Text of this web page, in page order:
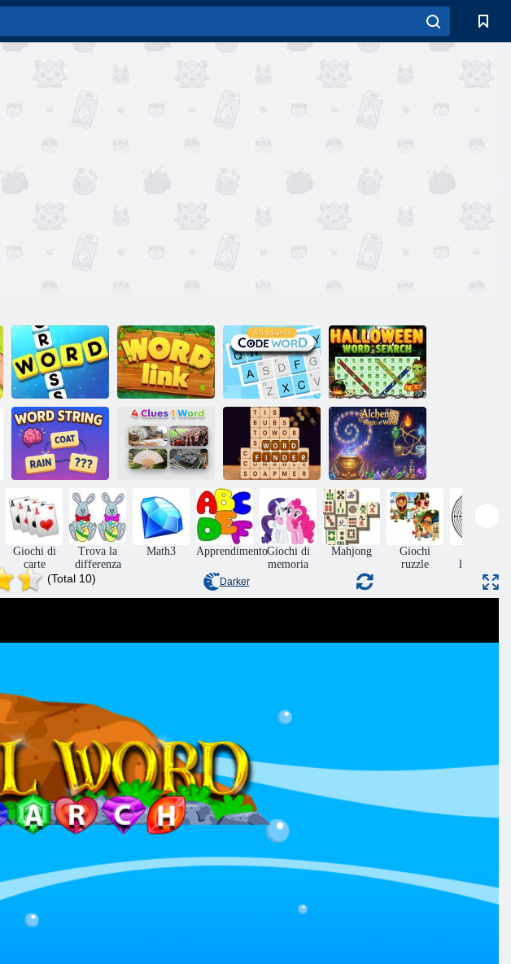
Parola incrociata Link di parole
Parola in codice
di Arkadium
Ricerca di parole
di Halloween
String di parole 4 indizi 1 parola
Cercatori di
parole
Alchimia: magia
delle parole
Giochi di
carte
Trova la
differenza
Math3 ApprendimentoGiochi di
memoria
Mahjong
Giochi
ruzzle
labirinto
(Total 10) Darker